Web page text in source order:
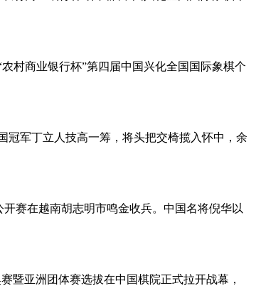
村商业银行杯”第四届中国兴化全国国际象棋个
冠军丁立人技高一筹，将头把交椅揽入怀中，余
赛在越南胡志明市鸣金收兵。中国名将倪华以
亚洲团体赛选拔在中国棋院正式拉开战幕，